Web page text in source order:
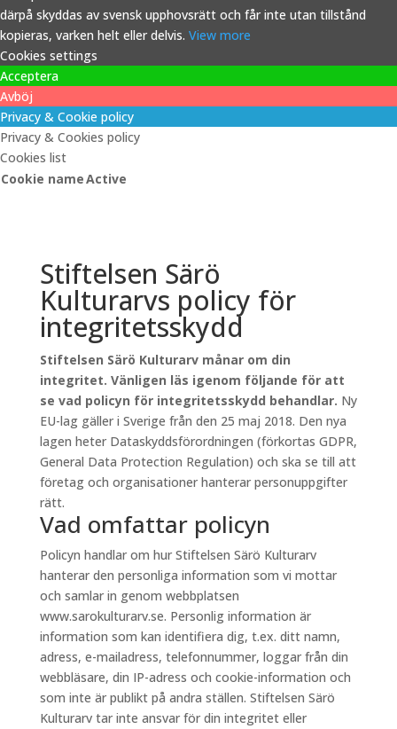
därpå skyddas av svensk upphovsrätt och får inte utan tillstånd
kopieras, varken helt eller delvis. View more
Cookies settings
Acceptera
Avböj
Privacy & Cookie policy
Privacy & Cookies policy
Cookies list
Cookie nameActive
Stiftelsen Särö
Kulturarvs policy för
integritetsskydd
Stiftelsen Särö Kulturarv månar om din
integritet. Vänligen läs igenom följande för att
se vad policyn för integritetsskydd behandlar. Ny
EU-lag gäller i Sverige från den 25 maj 2018. Den nya
lagen heter Dataskyddsförordningen (förkortas GDPR,
General Data Protection Regulation) och ska se till att
företag och organisationer hanterar personuppgifter
rätt.
Vad omfattar policyn
Policyn handlar om hur Stiftelsen Särö Kulturarv
hanterar den personliga information som vi mottar
och samlar in genom webbplatsen
www.sarokulturarv.se. Personlig information är
information som kan identifiera dig, t.ex. ditt namn,
adress, e-mailadress, telefonnummer, loggar från din
webbläsare, din IP-adress och cookie-information och
som inte är publikt på andra ställen. Stiftelsen Särö
Kulturarv tar inte ansvar för din integritet eller